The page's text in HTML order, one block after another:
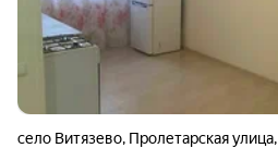
село Витязево, Пролетарская улица,